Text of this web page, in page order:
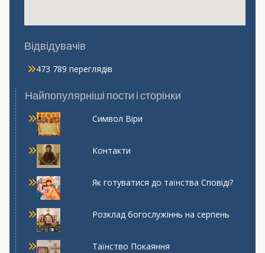
Відвідувачів
473 789 переглядів
Найпопулярніші пости і сторінки
Символ Віри
Контакти
Як готуватися до таїнства Сповіді?
Розклад богослужіннь на серпень
Таїнство Покаяння